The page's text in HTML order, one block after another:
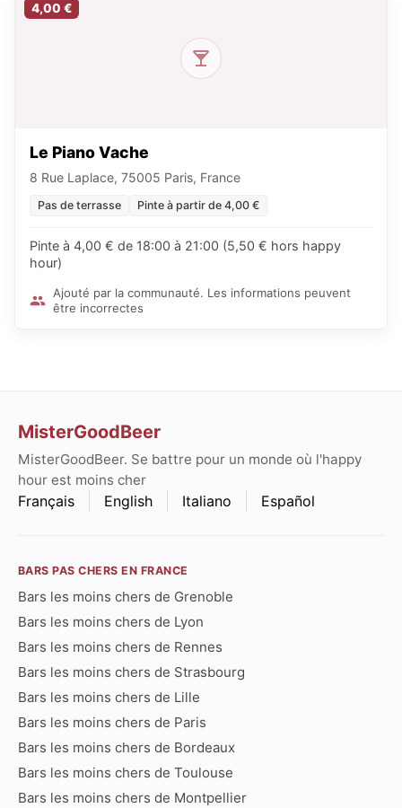
4,00 €
Le Piano Vache
8 Rue Laplace, 75005 Paris, France
Pas de terrasse Pinte à partir de 4,00 €
Pinte à 4,00 € de 18:00 à 21:00 (5,50 € hors happy
hour)
Ajouté par la communauté. Les informations peuvent
être incorrectes
MisterGoodBeer
MisterGoodBeer. Se battre pour un monde où l'happy
hour est moins cher
Français English Italiano Español
BARS PAS CHERS EN FRANCE
Bars les moins chers de Grenoble
Bars les moins chers de Lyon
Bars les moins chers de Rennes
Bars les moins chers de Strasbourg
Bars les moins chers de Lille
Bars les moins chers de Paris
Bars les moins chers de Bordeaux
Bars les moins chers de Toulouse
Bars les moins chers de Montpellier